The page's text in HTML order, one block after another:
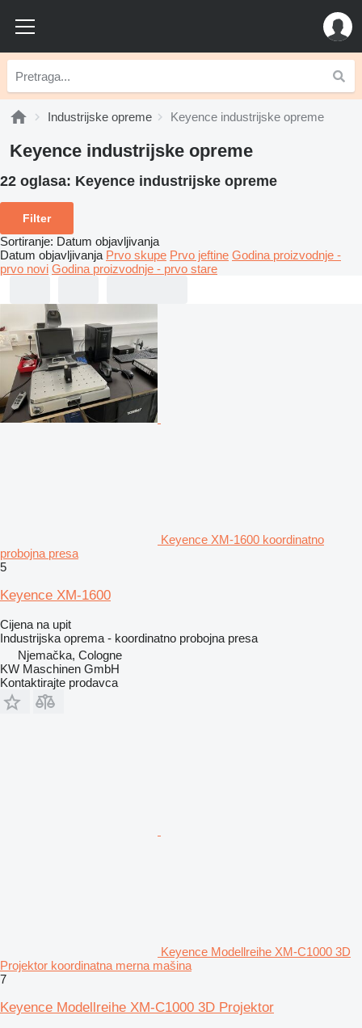
Industrijske opreme Keyence industrijske opreme
Keyence industrijske opreme
22 oglasa: Keyence industrijske opreme
Filter
Sortiranje: Datum objavljivanja
Datum objavljivanja Prvo skupe Prvo jeftine Godina proizvodnje -
prvo novi Godina proizvodnje - prvo stare
Keyence XM-1600 koordinatno
probojna presa
5
Keyence XM-1600
Cijena na upit
Industrijska oprema - koordinatno probojna presa
Njemačka, Cologne
KW Maschinen GmbH
Kontaktirajte prodavca
Keyence Modellreihe XM-C1000 3D
Projektor koordinatna merna mašina
7
Keyence Modellreihe XM-C1000 3D Projektor